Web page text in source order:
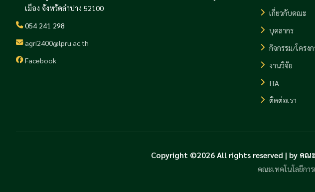
เมือง จังหวัดลำปาง 52100
054 241 298
agri2400@lpru.ac.th
Facebook
เกี่ยวกับคณะ
บุคลากร
กิจกรรม/โครงก
งานวิจัย
ITA
ติดต่อเรา
Copyright ©2026 All rights reserved | by คณะ
คณะเทคโนโลยีกา